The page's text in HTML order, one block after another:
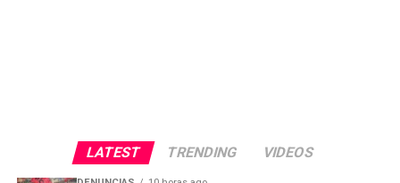
LATEST TRENDING VIDEOS